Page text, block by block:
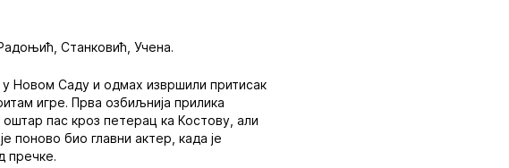
Станковић, Учена.
Новом Саду и одмах извршили притисак
игре. Прва озбиљнија прилика
пас кроз петерац ка Костову, али
поново био главни актер, када је
пречке.